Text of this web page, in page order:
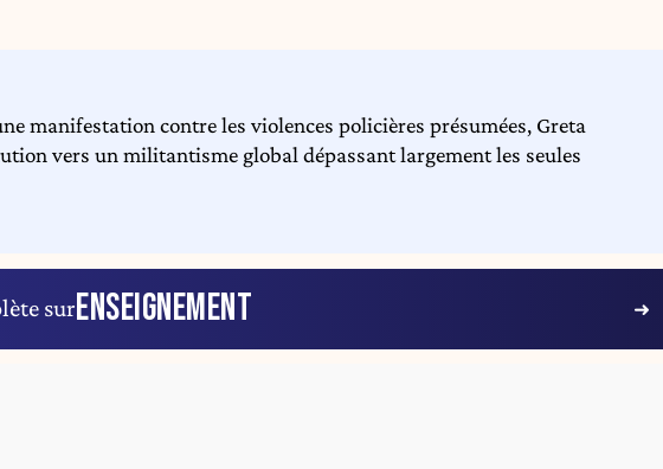
manifestation contre les violences policières présumées, Greta
vers un militantisme global dépassant largement les seules
surENSEIGNEMENT